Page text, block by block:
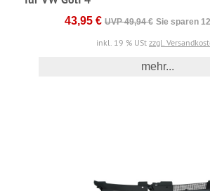
43,95 € UVP 49,94 € Sie sparen
inkl. 19 % USt zzgl.
mehr...